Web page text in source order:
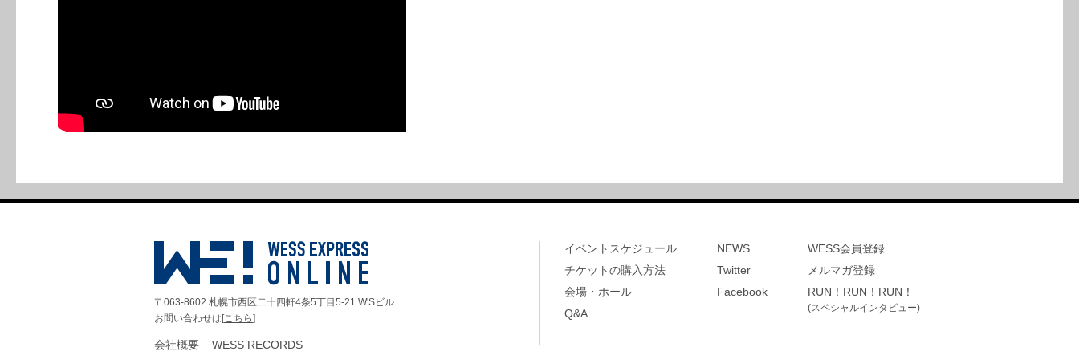
〒063-8602 札幌市西区二十四軒4条5丁目5-21 W'Sビル
お問い合わせは[こちら]
会社概要 WESS RECORDS
イベントスケジュール
チケットの購入方法
会場・ホール
Q&A
NEWS
Twitter
Facebook
WESS会員登録
メルマガ登録
RUN！RUN！RUN！
(スペシャルインタビュー)